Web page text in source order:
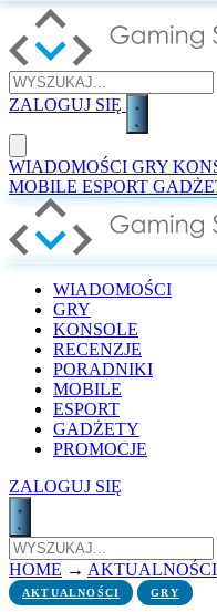
ZALOGUJ SIĘ
WIADOMOŚCI GRY
MOBILE ESPORT
WIADOMOŚCI
GRY
KONSOLE
RECENZJE
PORADNIKI
MOBILE
ESPORT
GADŻETY
PROMOCJE
ZALOGUJ SIĘ
HOME → AKTUALNOŚCI
AKTUALNOŚCI GRY